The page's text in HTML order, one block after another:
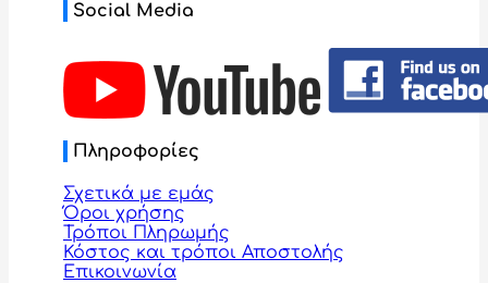
Social Media
Πληροφορίες
Σχετικά με εμάς
Όροι χρήσης
Τρόποι Πληρωμής
Κόστος και τρόποι Αποστολής
Επικοινωνία